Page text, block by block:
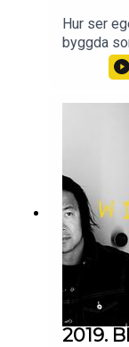
Hur ser
byggda
suga
2019.